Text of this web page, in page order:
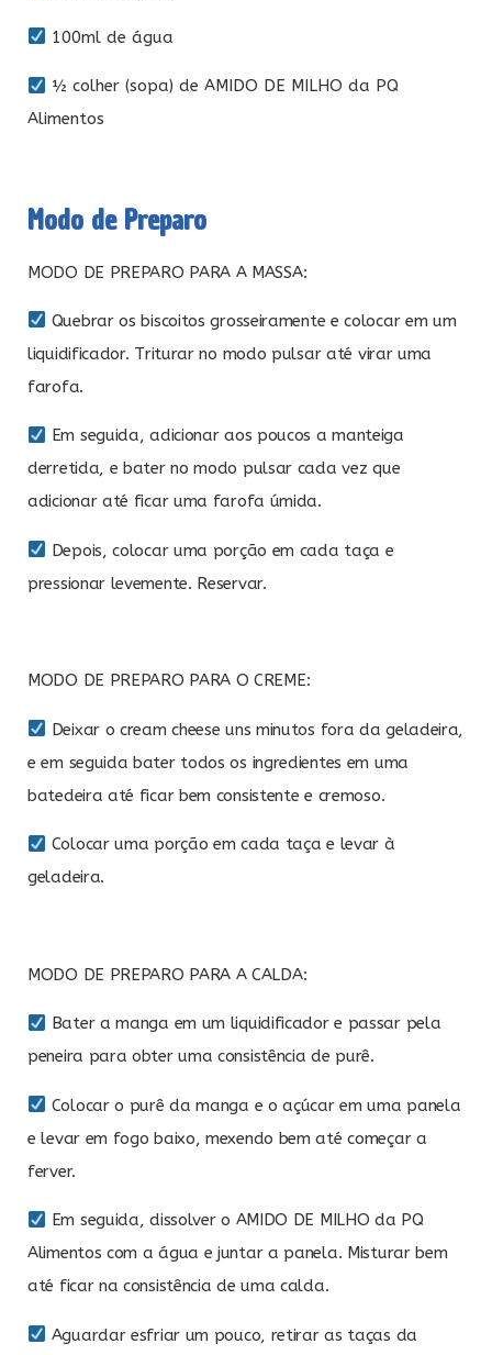
100ml de água
½ colher (sopa) de AMIDO DE MILHO da PQ
Alimentos
Modo de Preparo
MODO DE PREPARO PARA A MASSA:
Quebrar os biscoitos grosseiramente e colocar em um
liquidificador. Triturar no modo pulsar até virar uma
farofa.
Em seguida, adicionar aos poucos a manteiga
derretida, e bater no modo pulsar cada vez que
adicionar até ficar uma farofa úmida.
Depois, colocar uma porção em cada taça e
pressionar levemente. Reservar.
MODO DE PREPARO PARA O CREME:
Deixar o cream cheese uns minutos fora da geladeira,
e em seguida bater todos os ingredientes em uma
batedeira até ficar bem consistente e cremoso.
Colocar uma porção em cada taça e levar à
geladeira.
MODO DE PREPARO PARA A CALDA:
Bater a manga em um liquidificador e passar pela
peneira para obter uma consistência de purê.
Colocar o purê da manga e o açúcar em uma panela
e levar em fogo baixo, mexendo bem até começar a
ferver.
Em seguida, dissolver o AMIDO DE MILHO da PQ
Alimentos com a água e juntar a panela. Misturar bem
até ficar na consistência de uma calda.
Aguardar esfriar um pouco, retirar as taças da